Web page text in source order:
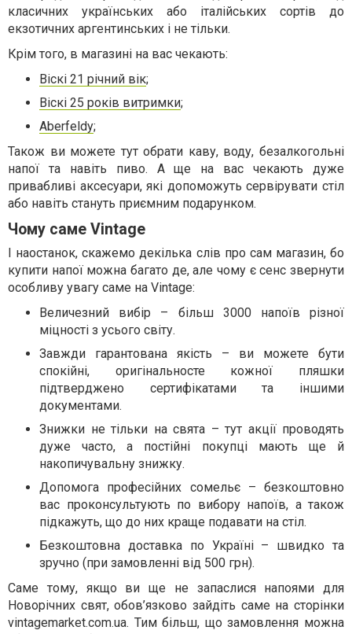
класичних українських або італійських сортів до
екзотичних аргентинських і не тільки.
Крім того, в магазині на вас чекають:
Віскі 21 річний вік;
Віскі 25 років витримки;
Aberfeldy;
Також ви можете тут обрати каву, воду, безалкогольні
напої та навіть пиво. А ще на вас чекають дуже
привабливі аксесуари, які допоможуть сервірувати стіл
або навіть стануть приємним подарунком.
Чому саме Vintage
І наостанок, скажемо декілька слів про сам магазин, бо
купити напої можна багато де, але чому є сенс звернути
особливу увагу саме на Vintage:
Величезний вибір – більш 3000 напоїв різної
міцності з усього світу.
Завжди гарантована якість – ви можете бути
спокійні, оригінальносте кожної пляшки
підтверджено сертифікатами та іншими
документами.
Знижки не тільки на свята – тут акції проводять
дуже часто, а постійні покупці мають ще й
накопичувальну знижку.
Допомога професійних сомельє – безкоштовно
вас проконсультують по вибору напоїв, а також
підкажуть, що до них краще подавати на стіл.
Безкоштовна доставка по Україні – швидко та
зручно (при замовленні від 500 грн).
Саме тому, якщо ви ще не запаслися напоями для
Новорічних свят, обов’язково зайдіть саме на сторінки
vintagemarket.com.ua. Тим більш, що замовлення можна